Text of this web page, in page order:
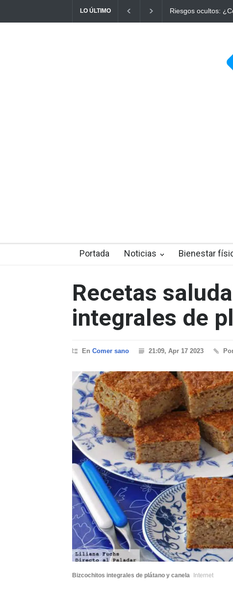
LO ÚLTIMO Ayuno Digital: La
Portada Noticias Bienestar
Recetas
integrales de
En Comer sano 21:09, Apr 17 2023
Bizcochitos integrales de plátano y canela Internet